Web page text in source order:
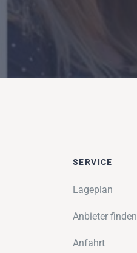
SERVICE
Lageplan
Anbieter finden
Anfahrt